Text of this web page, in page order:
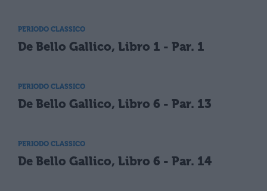
PERIODO CLASSICO
De Bello Gallico, Libro 1 - Par. 1
PERIODO CLASSICO
De Bello Gallico, Libro 6 - Par. 13
PERIODO CLASSICO
De Bello Gallico, Libro 6 - Par. 14